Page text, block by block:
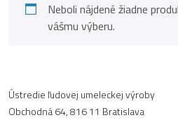
Neboli nájdené žiadne
vášmu výberu.
Ústredie ľudovej umeleckej výroby
Obchodná 64, 816 11 Bratislava